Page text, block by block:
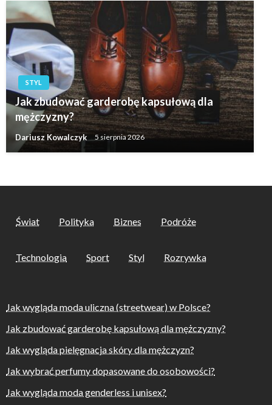
STYL
Jak zbudować garderobę kapsułową dla
mężczyzny?
Dariusz Kowalczyk 5 sierpnia 2026
Świat Polityka Biznes Podróże
Technologia Sport Styl Rozrywka
Jak wygląda moda uliczna (streetwear) w Polsce?
Jak zbudować garderobę kapsułową dla mężczyzny?
Jak wygląda pielęgnacja skóry dla mężczyzn?
Jak wybrać perfumy dopasowane do osobowości?
Jak wygląda moda genderless i unisex?